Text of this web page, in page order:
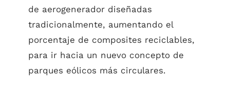
de aerogenerador diseñadas
tradicionalmente, aumentando el
porcentaje de composites reciclables,
para ir hacia un nuevo concepto de
parques eólicos más circulares.